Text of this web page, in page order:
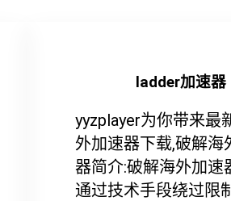
ladder加速器
yyzplayer为你带来最
外加速器下载,破解海
器简介:破解海外加速
通过技术手段绕过限